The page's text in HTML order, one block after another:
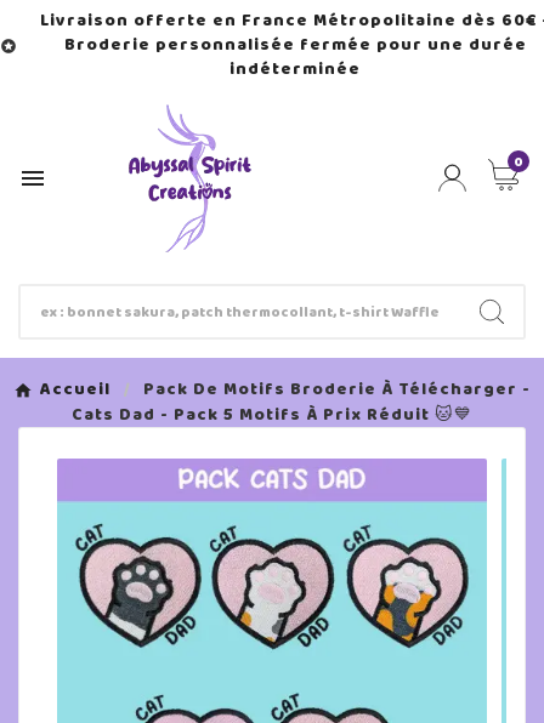

Livraison offerte en France Métropolitaine dès 60€
Broderie personnalisée fermée pour une durée
indéterminée

0
Accueil
Pack De Motifs Broderie À Télécharger -
Cats Dad - Pack 5 Motifs À Prix Réduit 🐱💙